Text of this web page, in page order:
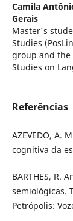
Camila
Gerais
Master's
Studies
group and the
Studies on
Referências
AZEVEDO, A.
cognitiva da
BARTHES, R.
semiológicas.
Petrópolis: